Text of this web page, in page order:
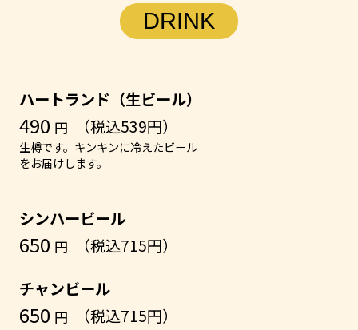
DRINK
ハートランド（生ビール）
490 円 （税込539円）
生樽です。キンキンに冷えたビール
をお届けします。
シンハービール
650 円
（税込715円）
チャンビール
650 円
（税込715円）